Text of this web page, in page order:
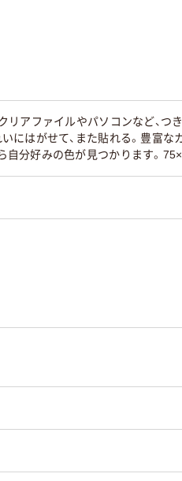
75 55
リアファイルやパソコンなど、つ
にはがせて、また貼れる。豊富
自分好みの色が見つかります。